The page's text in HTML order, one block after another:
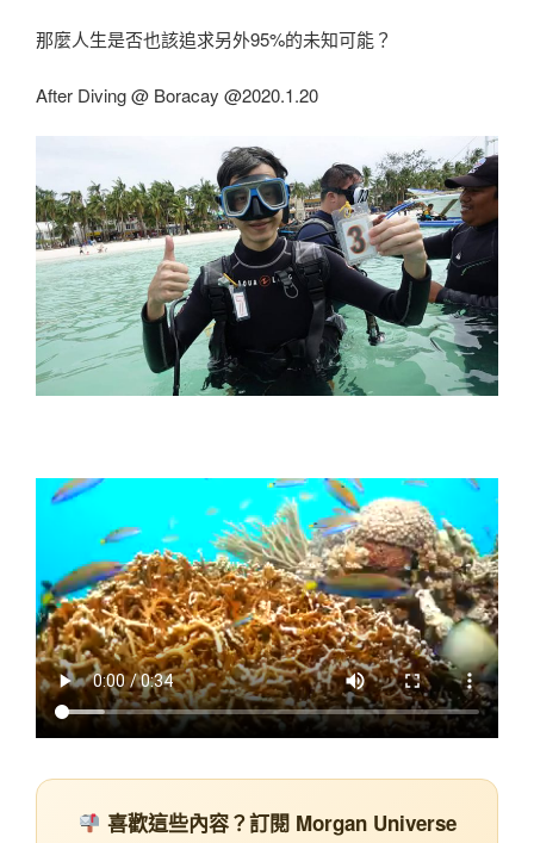
那麼人生是否也該追求另外95%的未知可能？
After Diving @ Boracay @2020.1.20
喜歡這些內容？訂閱 Morgan Universe